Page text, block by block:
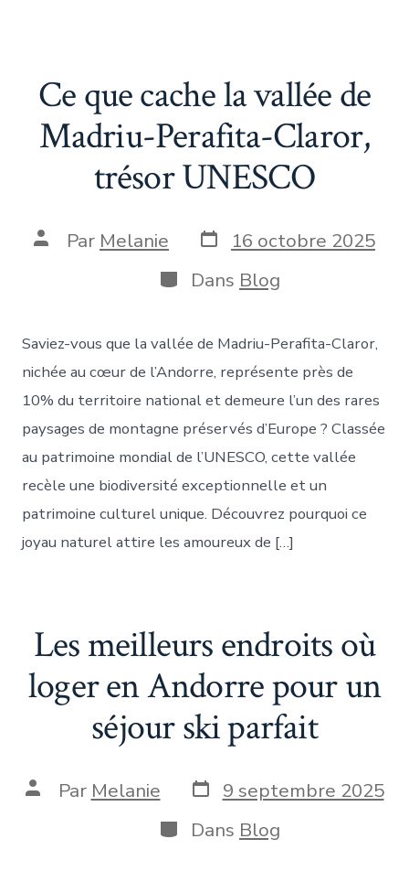
Ce que cache la vallée de
Madriu-Perafita-Claror,
trésor UNESCO
Auteur
Par Melanie Date
de
publication
16 octobre 2025
Catégories
Dans Blog
Saviez-vous que la vallée de Madriu-Perafita-Claror,
nichée au cœur de l’Andorre, représente près de
10% du territoire national et demeure l’un des rares
paysages de montagne préservés d’Europe ? Classée
au patrimoine mondial de l’UNESCO, cette vallée
recèle une biodiversité exceptionnelle et un
patrimoine culturel unique. Découvrez pourquoi ce
joyau naturel attire les amoureux de […]
Les meilleurs endroits où
loger en Andorre pour un
séjour ski parfait
Auteur
Par Melanie Date
de
publication
9 septembre 2025
Catégories
Dans Blog